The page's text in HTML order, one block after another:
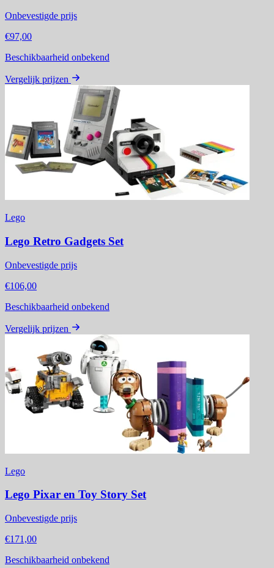
Onbevestigde prijs
€97,00
Beschikbaarheid onbekend
Vergelijk prijzen
Lego
Lego Retro Gadgets Set
Onbevestigde prijs
€106,00
Beschikbaarheid onbekend
Vergelijk prijzen
Lego
Lego Pixar en Toy Story Set
Onbevestigde prijs
€171,00
Beschikbaarheid onbekend